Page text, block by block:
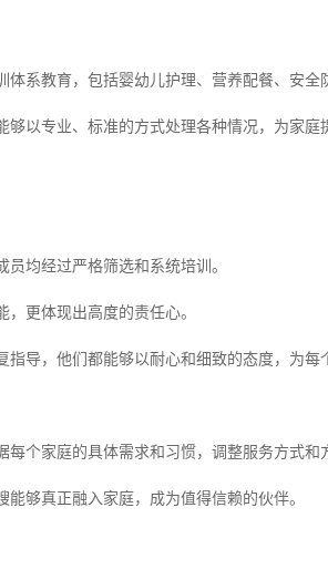
体系教育，包括婴幼儿护理、营养配餐、安全
够以专业、标准的方式处理各种情况，为家庭
均经过严格筛选和系统培训。
更体现出高度的责任心。
指导，他们都能够以耐心和细致的态度，为每
每个家庭的具体需求和习惯，调整服务方式和
够真正融入家庭，成为值得信赖的伙伴。